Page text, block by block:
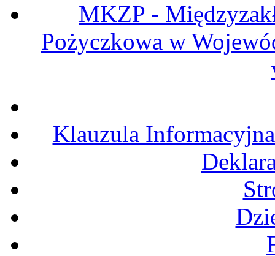
MKZP -
Pożyczkowa w
Klauzula